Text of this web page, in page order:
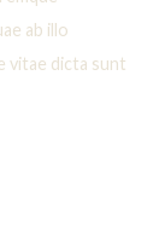
ab illo
vitae dicta sunt